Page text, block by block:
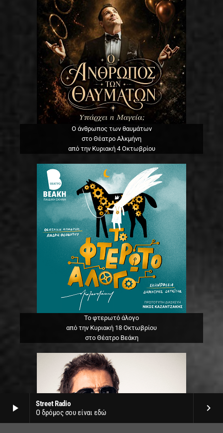
play_arrow
Street Radio
Ο δρόμος σου είναι εδώ
keyboard_arrow_right
Ο άνθρωπος των θαυμάτων
στο Θέατρο Αλκμήνη
από την Κυριακή 4 Οκτωβρίου
Το φτερωτό άλογο
από την Κυριακή 18 Οκτωβρίου
στο Θέατρο Βεάκη